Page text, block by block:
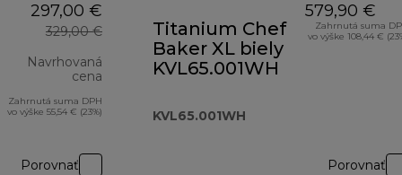
297,00 €
329,00 €
Navrhovaná
cena
Zahrnutá suma DPH
vo výške 55,54 € (23%)
Porovnať
Titanium Chef
Baker XL biely
KVL65.001WH
KVL65.001WH
579,90 €
Zahrnutá suma
vo výške 108,44 €
Porovnať